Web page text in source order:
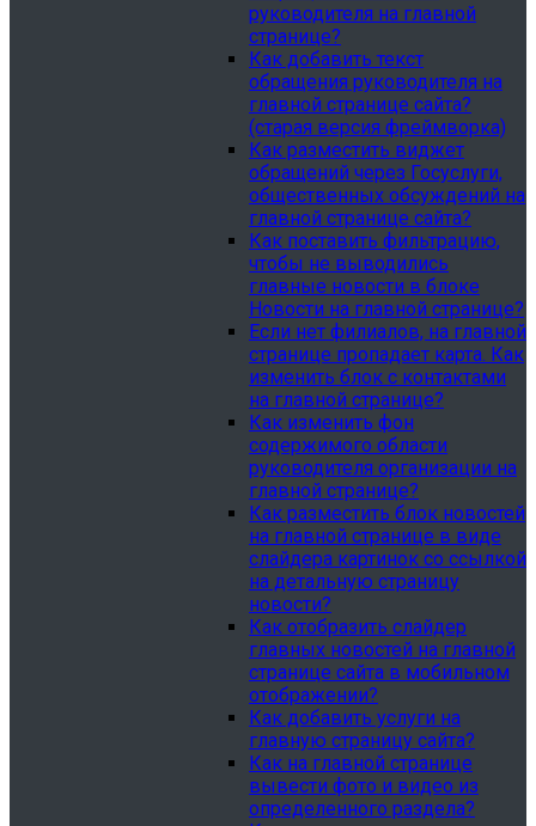
руководителя на главной
странице?
Как добавить текст
обращения руководителя на
главной странице сайта?
(старая версия фреймворка)
Как разместить виджет
обращений через Госуслуги,
общественных обсуждений на
главной странице сайта?
Как поставить фильтрацию,
чтобы не выводились
главные новости в блоке
Новости на главной странице?
Если нет филиалов, на главной
странице пропадает карта. Как
изменить блок с контактами
на главной странице?
Как изменить фон
содержимого области
руководителя организации на
главной странице?
Как разместить блок новостей
на главной странице в виде
слайдера картинок со ссылкой
на детальную страницу
новости?
Как отобразить слайдер
главных новостей на главной
странице сайта в мобильном
отображении?
Как добавить услуги на
главную страницу сайта?
Как на главной странице
вывести фото и видео из
определенного раздела?